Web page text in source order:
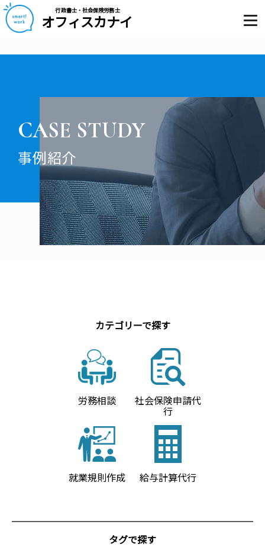
行政書士・社会保険労務士
オフィスカナイ
CASE STUDY
事例紹介
カテゴリーで探す
労務相談 社会保険申請代
行
就業規則作成 給与計算代行
タグで探す